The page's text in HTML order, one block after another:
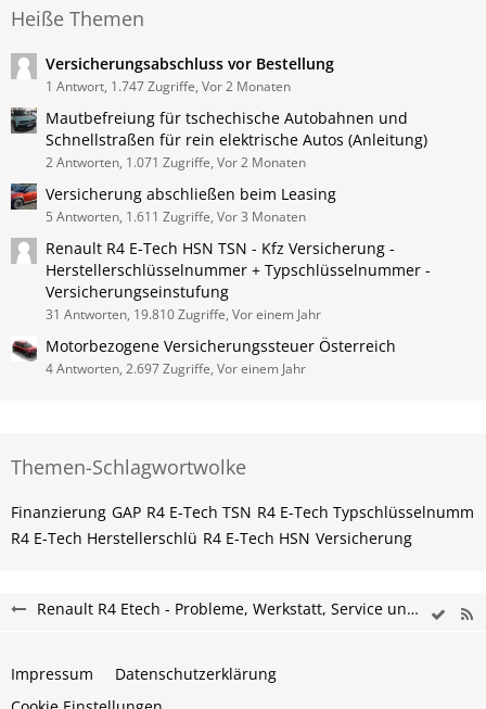
Heiße Themen
Versicherungsabschluss vor Bestellung
1 Antwort, 1.747 Zugriffe, Vor 2 Monaten
Mautbefreiung für tschechische Autobahnen und
Schnellstraßen für rein elektrische Autos (Anleitung)
2 Antworten, 1.071 Zugriffe, Vor 2 Monaten
Versicherung abschließen beim Leasing
5 Antworten, 1.611 Zugriffe, Vor 3 Monaten
Renault R4 E-Tech HSN TSN - Kfz Versicherung -
Herstellerschlüsselnummer + Typschlüsselnummer -
Versicherungseinstufung
31 Antworten, 19.810 Zugriffe, Vor einem Jahr
Motorbezogene Versicherungssteuer Österreich
4 Antworten, 2.697 Zugriffe, Vor einem Jahr
Themen-Schlagwortwolke
Finanzierung GAP R4 E-Tech​​​​ TSN R4 E-Tech​​​​ Typschlüsselnumm
R4 E-Tech​​​​​ Herstellerschlü R4 E-Tech​​​​​ HSN Versicherung
Renault R4 Etech - Probleme, Werkstatt, Service und Tipps
Impressum
Datenschutzerklärung